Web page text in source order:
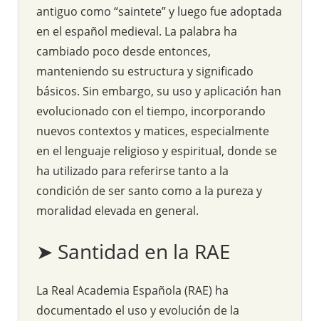
antiguo como “saintete” y luego fue adoptada
en el español medieval. La palabra ha
cambiado poco desde entonces,
manteniendo su estructura y significado
básicos. Sin embargo, su uso y aplicación han
evolucionado con el tiempo, incorporando
nuevos contextos y matices, especialmente
en el lenguaje religioso y espiritual, donde se
ha utilizado para referirse tanto a la
condición de ser santo como a la pureza y
moralidad elevada en general.
➤ Santidad en la RAE
La Real Academia Española (RAE) ha
documentado el uso y evolución de la